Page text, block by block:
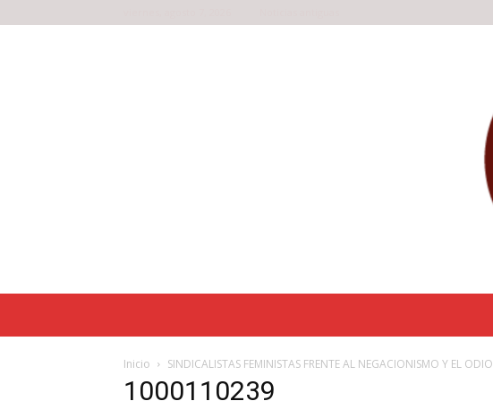
Inicio SINDICALISTAS FEMINISTAS FRENTE AL NEGACIONISMO Y EL ODIO
1000110239